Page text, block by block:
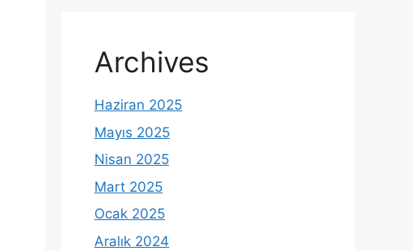
Archives
Haziran 2025
Mayıs 2025
Nisan 2025
Mart 2025
Ocak 2025
Aralık 2024